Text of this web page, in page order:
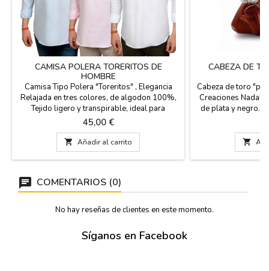
CAMISA POLERA TORERITOS DE
HOMBRE
Camisa Tipo Polera "Toreritos" , Elegancia
Relajada en tres colores, de algodon 100%,
Tejido ligero y transpirable, ideal para
cualquier temporada. Corte moderno que
favorece la silueta sin sacrificar la
comodidad. Colores disponibles y Tallas
desde la S a la XL Blanco Essential: El clásico
infaltable para un look fresco y limpio. Azul
Precio
45,00 €
 Añadir al carrito
CABEZA DE
Cabeza de toro
Creaciones Nadal,
de plata y negro.

COMENTARIOS (0)
No hay reseñas de clientes en este momento.
Síganos en Facebook